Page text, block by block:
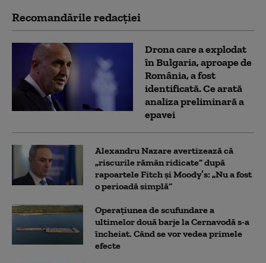
Recomandările redacţiei
Drona care a explodat
în Bulgaria, aproape de
România, a fost
identificată. Ce arată
analiza preliminară a
epavei
Alexandru Nazare avertizează că
„riscurile rămân ridicate” după
rapoartele Fitch și Moody’s: „Nu a fost
o perioadă simplă”
Operațiunea de scufundare a
ultimelor două barje la Cernavodă s-a
încheiat. Când se vor vedea primele
efecte